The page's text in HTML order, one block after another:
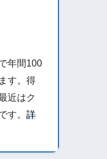
年間100
す。得
近はク
す。詳